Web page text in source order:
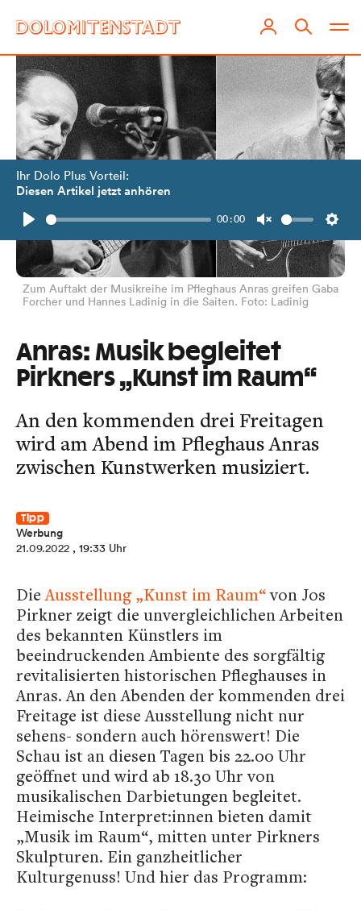
Ihr Dolo Plus Vorteil:
Diesen Artikel jetzt anhören
Play
00:00
Unmute
Zum Auftakt der Musikreihe im Pfleghaus Anras greifen Gaba
Forcher und Hannes Ladinig in die Saiten. Foto: Ladinig
Anras: Musik begleitet
Pirkners „Kunst im Raum“
An den kommenden drei Freitagen
wird am Abend im Pfleghaus Anras
zwischen Kunstwerken musiziert.
Tipp
Werbung
21.09.2022 , 19:33 Uhr
DieAusstellung „Kunst im Raum“von Jos
Pirkner zeigt die unvergleichlichen Arbeiten
des bekannten Künstlers im
beeindruckenden Ambiente des sorgfältig
revitalisierten historischen Pfleghauses in
Anras. An den Abenden der kommenden drei
Freitage ist diese Ausstellung nicht nur
sehens- sondern auch hörenswert! Die
Schau ist an diesen Tagen bis 22.00 Uhr
geöffnet und wird ab 18.30 Uhr von
musikalischen Darbietungen begleitet.
Heimische Interpret:innen bieten damit
„Musik im Raum“, mitten unter Pirkners
Skulpturen. Ein ganzheitlicher
Kulturgenuss! Und hier das Programm: